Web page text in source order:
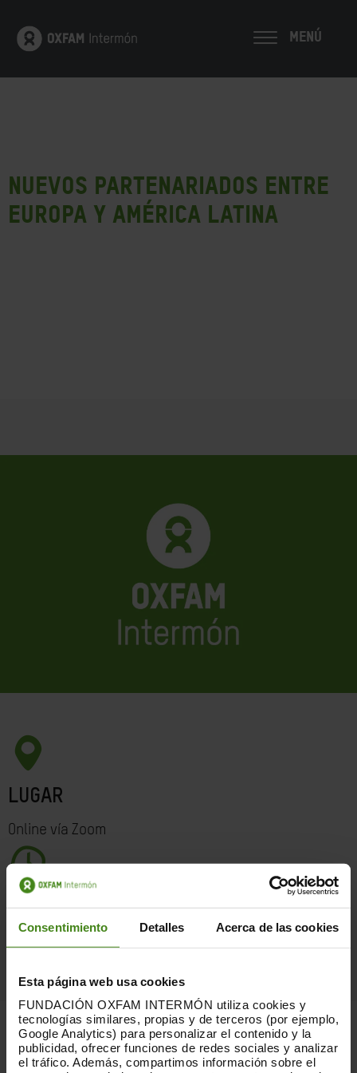
Consentimiento Detalles Acerca de las cookies
Esta página web usa cookies
FUNDACIÓN OXFAM INTERMÓN utiliza cookies y
tecnologías similares, propias y de terceros (por ejemplo,
Google Analytics) para personalizar el contenido y la
publicidad, ofrecer funciones de redes sociales y analizar
el tráfico. Además, compartimos información sobre el
MENÚ
Nuevos Partenariados entre
Europa y América Latina
LUGAR
Online vía Zoom
FECHA
La crisis de la COVID-19 en América Latina y el Caribe